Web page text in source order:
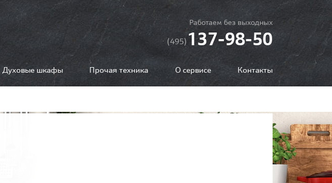
Работаем без выходных
(495)137-98-50
Духовые шкафы Прочая техника О сервисе Контакты